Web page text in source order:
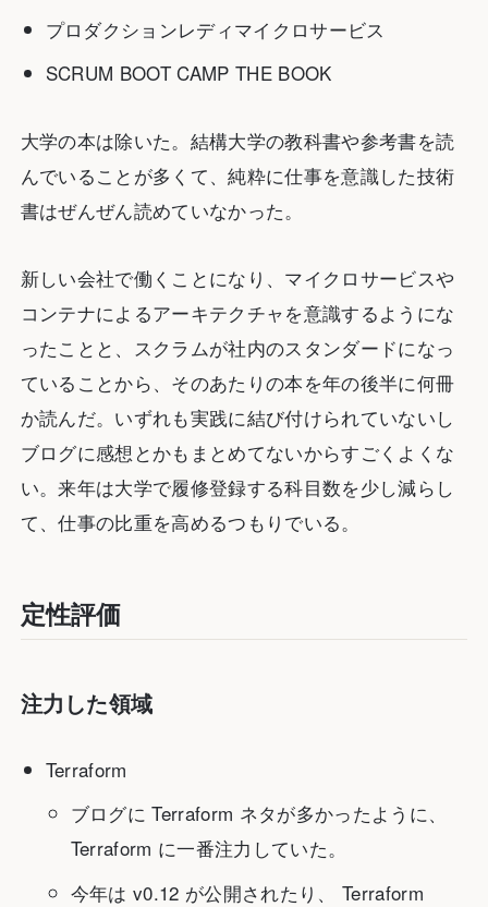
プロダクションレディマイクロサービス
SCRUM BOOT CAMP THE BOOK
大学の本は除いた。結構大学の教科書や参考書を読
んでいることが多くて、純粋に仕事を意識した技術
書はぜんぜん読めていなかった。
新しい会社で働くことになり、マイクロサービスや
コンテナによるアーキテクチャを意識するようにな
ったことと、スクラムが社内のスタンダードになっ
ていることから、そのあたりの本を年の後半に何冊
か読んだ。いずれも実践に結び付けられていないし
ブログに感想とかもまとめてないからすごくよくな
い。来年は大学で履修登録する科目数を少し減らし
て、仕事の比重を高めるつもりでいる。
定性評価
注力した領域
Terraform
ブログに Terraform ネタが多かったように、
Terraform に一番注力していた。
今年は v0.12 が公開されたり、 Terraform